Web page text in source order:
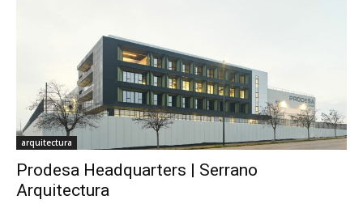
arquitectura
Prodesa Headquarters | Serrano
Arquitectura